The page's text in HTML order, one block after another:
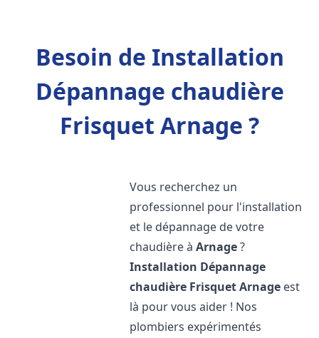
Besoin de Installation
Dépannage chaudière
Frisquet Arnage ?
Vous recherchez un
professionnel pour l'installation
et le dépannage de votre
chaudière àArnage?
Installation Dépannage
chaudière FrisquetArnage est
là pour vous aider ! Nos
plombiers expérimentés